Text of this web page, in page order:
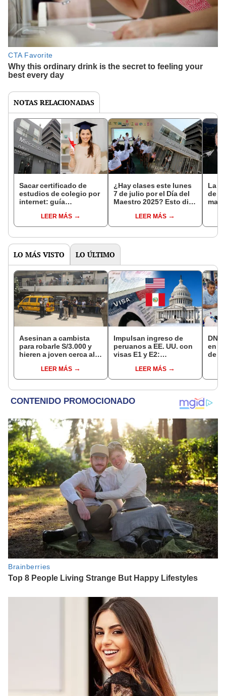
NOTAS RELACIONADAS
Sacar certificado de
estudios de colegio por
internet: guía
LEER MÁS
¿Hay clases este lunes
7 de julio por el Día del
Maestro 2025? Esto dijo
LEER MÁS
La
de
LO MÁS VISTO LO ÚLTIMO
Asesinan a cambista
para robarle S/3.000 y
hieren a joven cerca al
CercadoLEER MÁS
Impulsan ingreso de
peruanos a EE. UU. con
visas E1 y E2:
pymes serían los más
beneficiados
LEER MÁS
DNI
en
de